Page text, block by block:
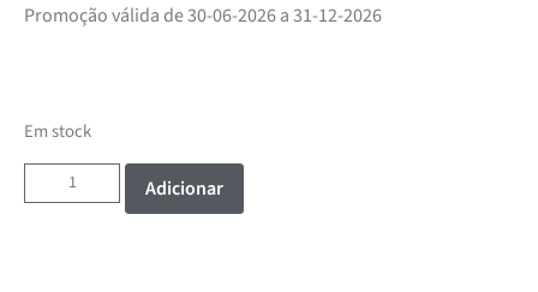
Promoção válida de 30-06-2026 a 31-12-2026
Em stock
Adicionar